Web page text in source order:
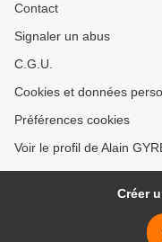
Contact
Signaler un abus
C.G.U.
Cookies et données
Préférences cookies
Voir le profil de Alain
Créer